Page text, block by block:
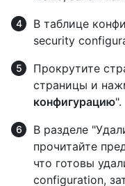
В таблице
security
Прокрутите
страницы и
конфигурацию".
В разделе
прочитайте
что готовы
configuration,